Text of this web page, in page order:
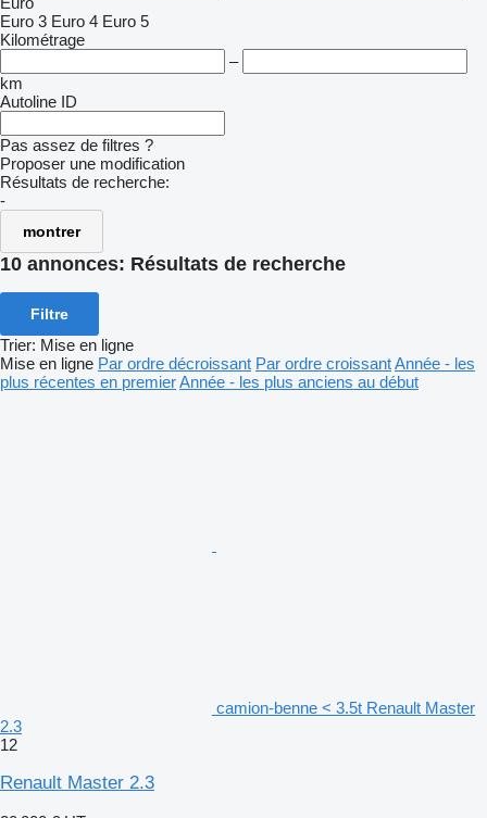
Euro 3 Euro 4 Euro 5
Kilométrage
–
km
Autoline ID
Pas assez de filtres ?
Proposer une modification
Résultats de recherche:
-
montrer
10 annonces: Résultats de recherche
Filtre
Trier: Mise en ligne
Mise en ligne Par ordre décroissant Par ordre croissantAnnée - les
plus récentes en premierAnnée - les plus anciens au début
camion-benne < 3.5t Renault Master
2.3
12
Renault Master 2.3